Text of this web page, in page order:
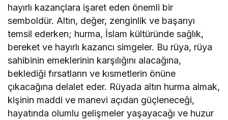
hayırlı kazançlara işaret eden önemli bir
semboldür. Altın, değer, zenginlik ve başarıyı
temsil ederken; hurma, İslam kültüründe sağlık,
bereket ve hayırlı kazancı simgeler. Bu rüya, rüya
sahibinin emeklerinin karşılığını alacağına,
beklediği fırsatların ve kısmetlerin önüne
çıkacağına delalet eder. Rüyada altın hurma almak,
kişinin maddi ve manevi açıdan güçleneceği,
hayatında olumlu gelişmeler yaşayacağı ve huzur